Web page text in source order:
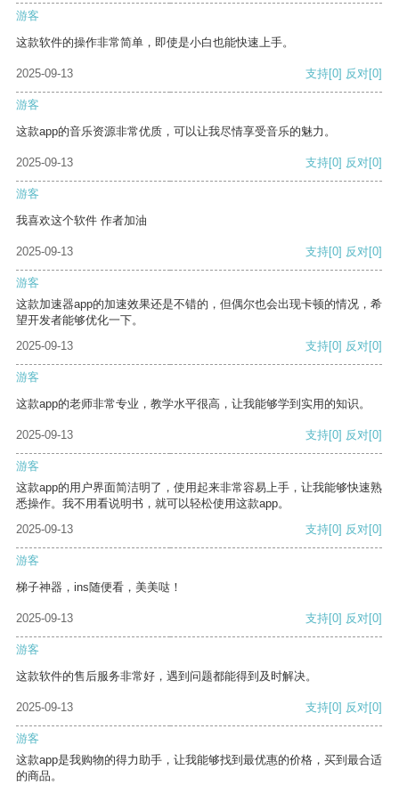
游客
这款软件的操作非常简单，即使是小白也能快速上手。
2025-09-13 支持[0] 反对[0]
游客
这款app的音乐资源非常优质，可以让我尽情享受音乐的魅力。
2025-09-13 支持[0] 反对[0]
游客
我喜欢这个软件 作者加油
2025-09-13 支持[0] 反对[0]
游客
这款加速器app的加速效果还是不错的，但偶尔也会出现卡顿的情况，希
望开发者能够优化一下。
2025-09-13
支持[0] 反对[0]
游客
这款app的老师非常专业，教学水平很高，让我能够学到实用的知识。
2025-09-13 支持[0] 反对[0]
游客
这款app的用户界面简洁明了，使用起来非常容易上手，让我能够快速熟
悉操作。我不用看说明书，就可以轻松使用这款app。
2025-09-13
支持[0] 反对[0]
游客
梯子神器，ins随便看，美美哒！
2025-09-13 支持[0] 反对[0]
游客
这款软件的售后服务非常好，遇到问题都能得到及时解决。
2025-09-13 支持[0] 反对[0]
游客
这款app是我购物的得力助手，让我能够找到最优惠的价格，买到最合适
的商品。